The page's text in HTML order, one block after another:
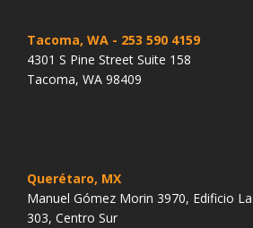
Tacoma, WA - 253 590 4159
4301 S Pine Street Suite 158
Tacoma, WA 98409
Querétaro, MX
Manuel Gómez Morin 3970, Edificio
303, Centro Sur